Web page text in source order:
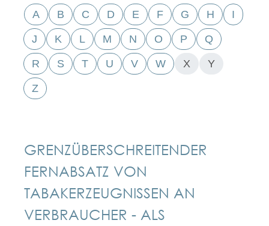
A B C D E F G H I
J K L M N O P Q
R S T U V W X Y
Z
GRENZÜBERSCHREITENDER
FERNABSATZ VON
TABAKERZEUGNISSEN AN
VERBRAUCHER - ALS